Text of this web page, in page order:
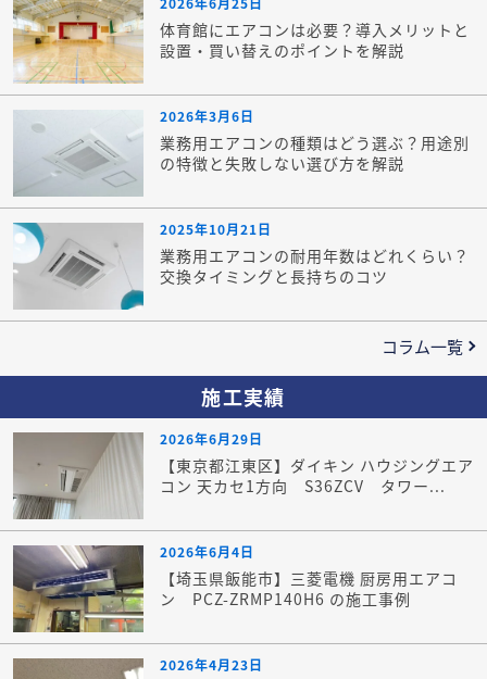
体育館にエアコンは必要？導入メリットと
設置・買い替えのポイントを解説
2026年3月6日
業務用エアコンの種類はどう選ぶ？用途別
の特徴と失敗しない選び方を解説
2025年10月21日
業務用エアコンの耐用年数はどれくらい？
交換タイミングと長持ちのコツ
コラム一覧
施工実績
2026年6月29日
【東京都江東区】ダイキン ハウジングエア
コン 天カセ1方向 S36ZCV タワー...
2026年6月4日
【埼玉県飯能市】三菱電機 厨房用エアコ
ン PCZ-ZRMP140H6 の施工事例
2026年4月23日